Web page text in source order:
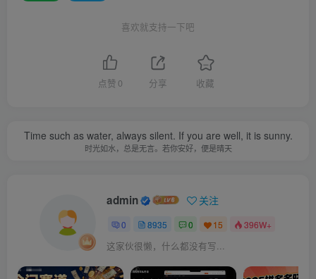
喜欢就支持一下吧
点赞 0 分享 收藏
Time such as water, always silent. If you are well, it is sunny.
时光如水，总是无言。若你安好，便是晴天
admin 关注
0 8935 0 15 396W+
这家伙很懒，什么都没有写...